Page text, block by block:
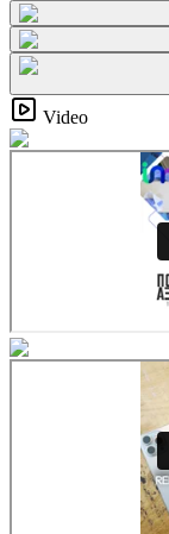
Video